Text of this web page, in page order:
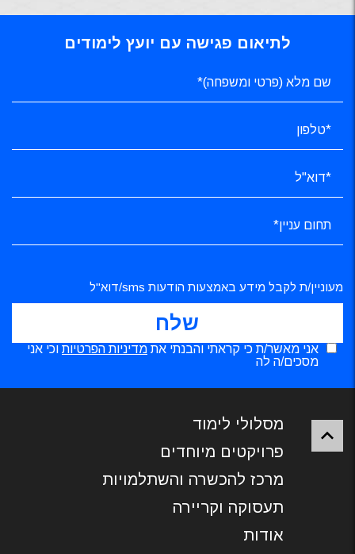
לתיאום פגישה עם יועץ לימודים
מעוניין/ת לקבל מידע באמצעות הודעות sms/דוא"ל
אני מאשר/ת כי קראתי והבנתי את מדיניות הפרטיות וכי אני
מסכים/ה לה
מסלולי לימוד
פרויקטים מיוחדים
מרכז להכשרה והשתלמויות
תעסוקה וקריירה
אודות